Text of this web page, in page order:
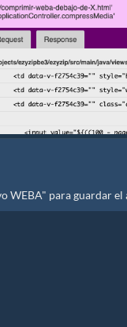
WEBA" para guardar